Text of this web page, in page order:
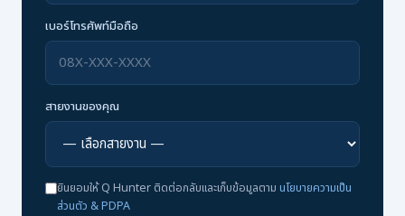
เบอร์โทรศัพท์มือถือ
สายงานของคุณ
ยินยอมให้ Q Hunter ติดต่อกลับและเก็บข้อมูลตาม นโยบายความเป็น
ส่วนตัว & PDPA